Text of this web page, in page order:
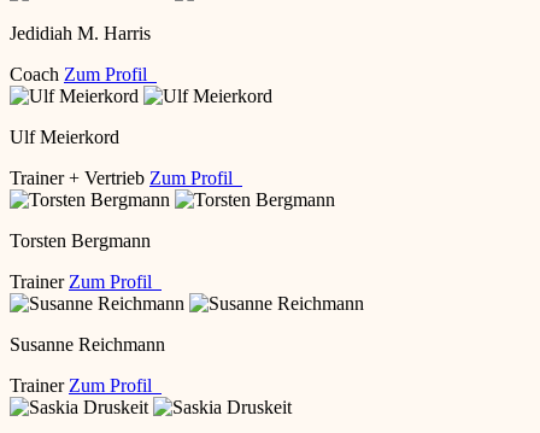
Jedidiah M. Harris
Coach Zum Profil
Ulf Meierkord
Trainer + Vertrieb Zum Profil
Torsten Bergmann
Trainer Zum Profil
Susanne Reichmann
Trainer Zum Profil